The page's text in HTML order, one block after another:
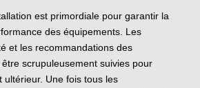
est primordiale pour garantir la
des équipements. Les
et les recommandations des
scrupuleusement suivies pour
ultérieur. Une fois tous les